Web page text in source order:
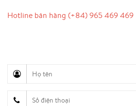
Hotline bán hàng (+84) 965 469 469